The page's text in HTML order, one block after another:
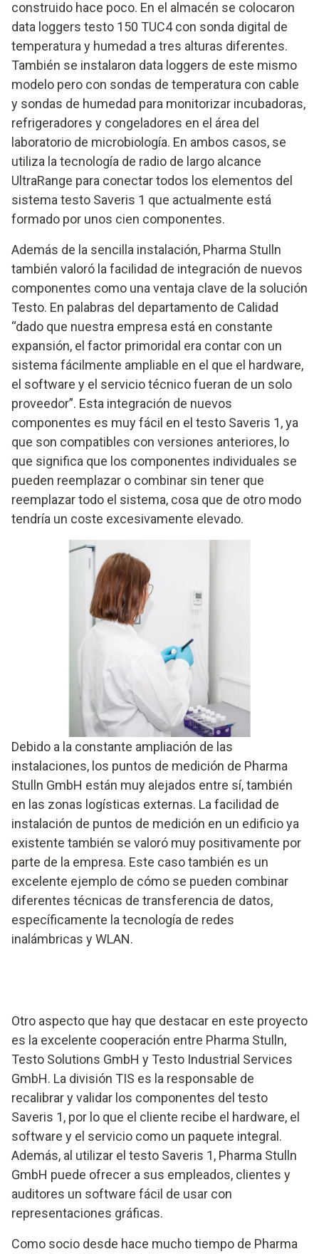
construido hace poco. En el almacén se colocaron
data loggers testo 150 TUC4 con sonda digital de
temperatura y humedad a tres alturas diferentes.
También se instalaron data loggers de este mismo
modelo pero con sondas de temperatura con cable
y sondas de humedad para monitorizar incubadoras,
refrigeradores y congeladores en el área del
laboratorio de microbiología. En ambos casos, se
utiliza la tecnología de radio de largo alcance
UltraRange para conectar todos los elementos del
sistema testo Saveris 1 que actualmente está
formado por unos cien componentes.
Además de la sencilla instalación, Pharma Stulln
también valoró la facilidad de integración de nuevos
componentes como una ventaja clave de la solución
Testo. En palabras del departamento de Calidad
“dado que nuestra empresa está en constante
expansión, el factor primoridal era contar con un
sistema fácilmente ampliable en el que el hardware,
el software y el servicio técnico fueran de un solo
proveedor”. Esta integración de nuevos
componentes es muy fácil en el testo Saveris 1, ya
que son compatibles con versiones anteriores, lo
que significa que los componentes individuales se
pueden reemplazar o combinar sin tener que
reemplazar todo el sistema, cosa que de otro modo
tendría un coste excesivamente elevado.
Debido a la constante ampliación de las
instalaciones, los puntos de medición de Pharma
Stulln GmbH están muy alejados entre sí, también
en las zonas logísticas externas. La facilidad de
instalación de puntos de medición en un edificio ya
existente también se valoró muy positivamente por
parte de la empresa. Este caso también es un
excelente ejemplo de cómo se pueden combinar
diferentes técnicas de transferencia de datos,
específicamente la tecnología de redes
inalámbricas y WLAN.
Otro aspecto que hay que destacar en este proyecto
es la excelente cooperación entre Pharma Stulln,
Testo Solutions GmbH y Testo Industrial Services
GmbH. La división TIS es la responsable de
recalibrar y validar los componentes del testo
Saveris 1, por lo que el cliente recibe el hardware, el
software y el servicio como un paquete integral.
Además, al utilizar el testo Saveris 1, Pharma Stulln
GmbH puede ofrecer a sus empleados, clientes y
auditores un software fácil de usar con
representaciones gráficas.
Como socio desde hace mucho tiempo de Pharma